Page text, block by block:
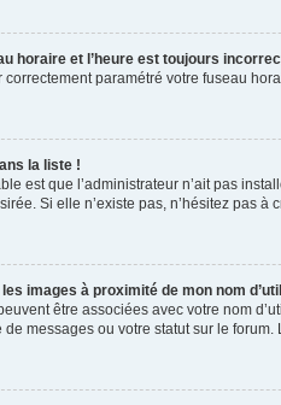
horaire et l’heure est toujours
correctement paramétré votre fuseau
la liste !
est que l’administrateur n’ait pas
Si elle n’existe pas, n’hésitez pas
images à proximité de mon nom
être associées avec votre nom
messages ou votre statut sur le